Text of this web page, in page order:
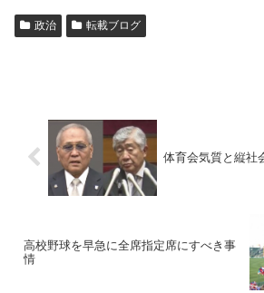
政治 転載ブログ
体育会気質と縦社
高校野球を早急に全席指定席にすべき事
情